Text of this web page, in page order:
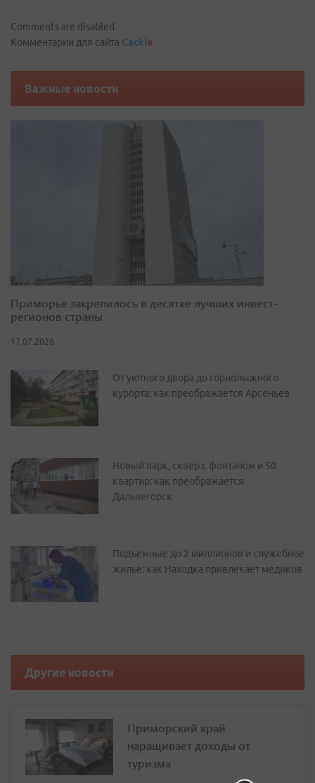
Comments are disabled
Комментарии для сайта Cackle
Важные новости
Приморье закрепилось в десятке лучших инвест-
регионов страны
17.07.2026
От уютного двора до горнолыжного
курорта: как преображается Арсеньев
Новый парк, сквер с фонтаном и 50
квартир: как преображается
Дальнегорск
Подъемные до 2 миллионов и служебное
жилье: как Находка привлекает медиков
Другие новости
Приморский край
наращивает доходы от
туризма